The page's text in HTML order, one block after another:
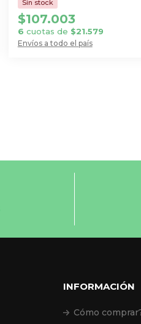
Envíos a todo el país
$107.003
6 cuotas de $21.579
INFORMACIÓN
Cómo